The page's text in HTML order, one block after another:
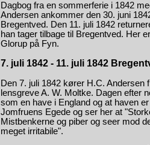
Dagbog fra en sommerferie i 1842
Andersen ankommer den 30. juni
Bregentved. Den 11. juli 1842
han tager tilbage til Bregentved. Her
Glorup på Fyn.
7. juli 1842 - 11. juli 1842
Den 7. juli 1842 kører H.C.
lensgreve A. W. Moltke. Dagen efter
som en have i England og at haven
Jomfruens Egede og ser her at
Mistbenkerne og piber og seer mod
meget irritabile".